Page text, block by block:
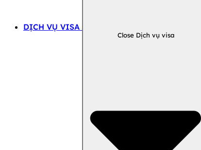
DỊCH VỤ VISA
Close Dịch vụ visa